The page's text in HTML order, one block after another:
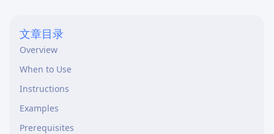
文章目录
Overview
When to Use
Instructions
Examples
Prerequisites